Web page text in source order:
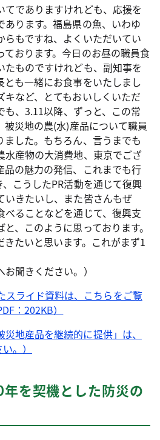
てでありますけれども、応援を
あります。福島県の魚、いわゆ
らもですね、よくいただいてい
ております。今日のお昼の職員食
たものですけれども、副知事を
とも一緒にお食事をいたしまし
など、とてもおいしくいただ
も、3.11以降、ずっと、この常
災地の農(水)産品について職員
した。もちろん、言うまでも
水産物の大消費地、東京でござ
品の魅力の発信、これまでも行
こうしたPR活動を通じて復興
いきたいし、また皆さんもぜ
べることなどを通じて、復興支
、このように思っております。
たいと思います。これがまず1
お聞きください。）
スライド資料は、こちらをご覧
：202KB）
災地産品を継続的に提供」は、
。）
を契機とした防災の